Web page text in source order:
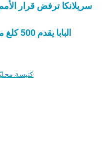
سريلانكا ترفض قرار
البابا يقدم 500 كلغ من المواد الغذائية للفقراء
كنيسة